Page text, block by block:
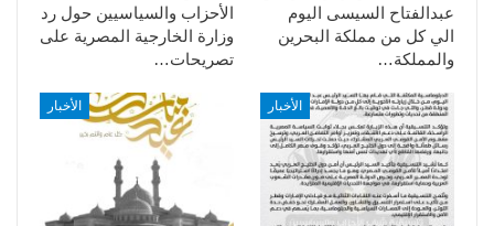
الأحزاب والسياسيين حول رد
وزارة الخارجية المصرية على
تصريحات…
عبدالفتاح السيسى اليوم
الي كل من مملكة البحرين
والمملكة…
الأخبار الأخبار